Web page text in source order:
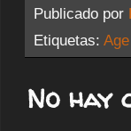
Publicado por
Etiquetas:
No hay